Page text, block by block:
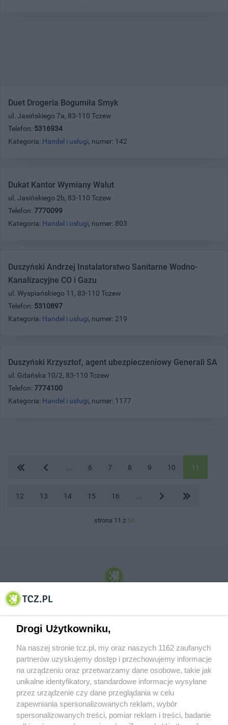
Duet Drogeria Bogumiła Smyk
ul. Jasińskiego 7a, 83-110 Tczew
Telefon: 5316934
Kategoria: Handel i usługi, numer: 142
Dukat Kantor Wymiany Walut
ul. Jasińskiego 2b, 83-110 Tczew
Telefon: 7770099
Kategoria: Handel i usługi, numer: 803
Duszyński Andrzej Instalatorstwo Sanitarne Wodno-
Kanalizacyjne CO i Gazu
ul. Wyspiańskiego 11, 83-110 Tczew
Telefon: 5310897
Kategoria: Handel i usługi, numer: 219
Duszyński Krzysztof, agent ubezpieczeniowy Generali SA
ul. Gdańska 10/2, 83-110 Tczew
Telefon: 7774100
Kategoria: Handel i usługi, numer: 1177
6 7 8 9 10 11
12 13 14 15 16
strona 11 z 54
© 2001-2026 Tczew - TCZ.PL Sp. z o.o. Internetowy Serwis Informacyjny Miasta
O FIRMIE POLITYKA PRYWATNOŚCI HOSTING
Drogi Użytkowniku,
Na naszej stronie tcz.pl, my oraz naszych 1162 zaufanych
partnerów uzyskujemy dostęp i przechowujemy informacje
na urządzeniu oraz przetwarzamy dane osobowe, takie jak
unikalne identyfikatory, standardowe informacje wysyłane
przez urządzenie czy dane przeglądania w celu
zapewniania spersonalizowanych reklam, wybór
spersonalizowanych treści, pomiar reklam i treści, badanie